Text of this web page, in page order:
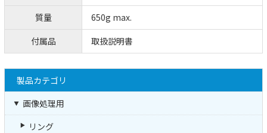
質量
650g max.
付属品
取扱説明書
製品カテゴリ
画像処理用
リング